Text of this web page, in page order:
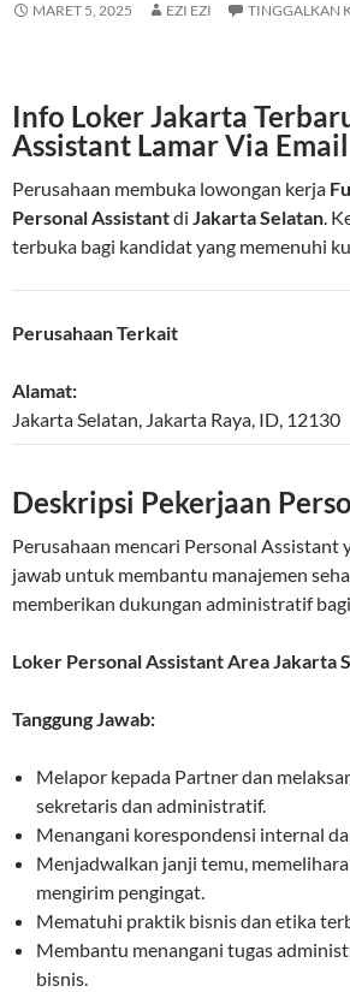
MARET 5, 2025 EZI EZI TINGGALKAN
Info Loker Jakarta
Assistant Lamar Via Email
Perusahaan membuka lowongan kerja
Personal Assistantdi Jakarta Selatan.
terbuka bagi kandidat yang memenuhi
Perusahaan Terkait
Alamat:
Jakarta Selatan, Jakarta Raya, ID, 12130
Deskripsi Pekerjaan
Perusahaan mencari Personal Assistant
jawab untuk membantu manajemen
memberikan dukungan administratif
Loker Personal Assistant Area Jakarta
Tanggung Jawab:
Melapor kepada Partner dan
sekretaris dan administratif.
Menangani korespondensi internal
Menjadwalkan janji temu,
mengirim pengingat.
Mematuhi praktik bisnis dan etika
Membantu menangani tugas
bisnis.